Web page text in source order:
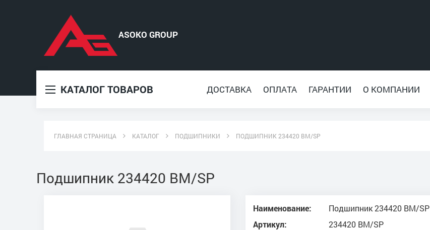
КАТАЛОГ ТОВАРОВ ДОСТАВКА ОПЛАТА ГАРАНТИИ О КОМПАНИИ
ГЛАВНАЯ СТРАНИЦА КАТАЛОГ ПОДШИПНИКИ ПОДШИПНИК 234420 BM/SP
Подшипник 234420 BM/SP
Наименование:
Подшипник 234420 BM/SP
Артикул:
234420 BM/SP